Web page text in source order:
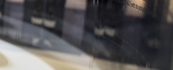
ALLES, WAS RECHT
RECHTSPRECHUNG &
URTEILE
ZAHLEN & FAKTEN